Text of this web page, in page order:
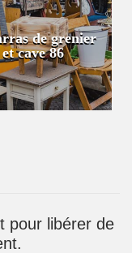
de grenier
et cave 86
pour libérer de